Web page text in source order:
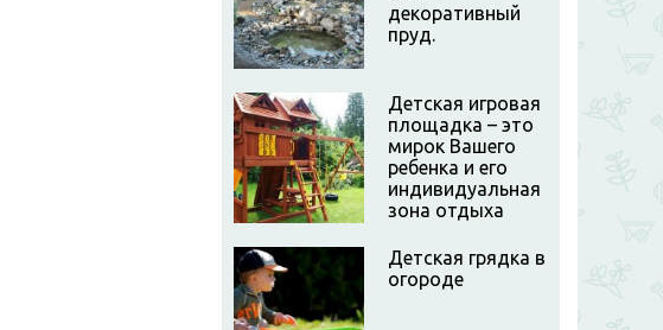
декоративный
пруд.
Детская игровая
площадка – это
мирок Вашего
ребенка и его
индивидуальная
зона отдыха
Детская грядка в
огороде